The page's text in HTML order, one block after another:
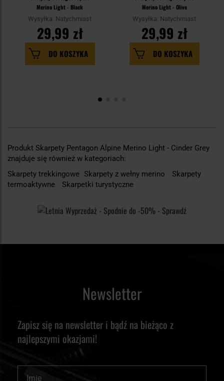
Merino Light - Black
Wysyłka: Natychmiast
29,99 zł
DO KOSZYKA
Merino Light - Olive
Wysyłka: Natychmiast
29,99 zł
DO KOSZYKA
Produkt Skarpety Pentagon Alpine Merino Light - Cinder Grey
znajduje się również w kategoriach:
Skarpety trekkingowe Skarpety z wełny merino
Skarpety
termoaktywne
Skarpetki turystyczne
Newsletter
Zapisz się na newsletter i bądź na bieżąco z
najlepszymi okazjami!